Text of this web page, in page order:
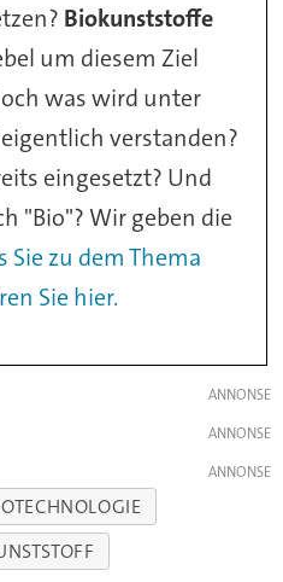
Biokunststoffe
um diesem Ziel
was wird unter
verstanden?
eingesetzt? Und
"Bio"? Wir geben die
Sie zu dem Thema
Sie hier.